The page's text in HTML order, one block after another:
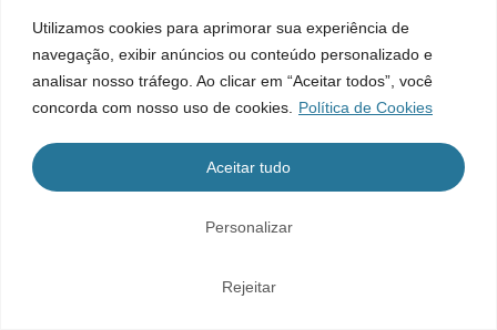
Utilizamos cookies para aprimorar sua experiência de
navegação, exibir anúncios ou conteúdo personalizado e
analisar nosso tráfego. Ao clicar em “Aceitar todos”, você
concorda com nosso uso de cookies.
Política de Cookies
Personalizar
Rejeitar
Aceitar tudo